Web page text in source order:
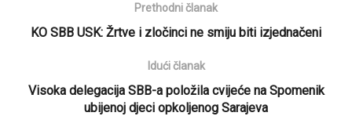
Prethodni članak
KO SBB USK: Žrtve i zločinci ne smiju biti izjednačeni
Idući članak
Visoka delegacija SBB-a položila cvijeće na Spomenik
ubijenoj djeci opkoljenog Sarajeva